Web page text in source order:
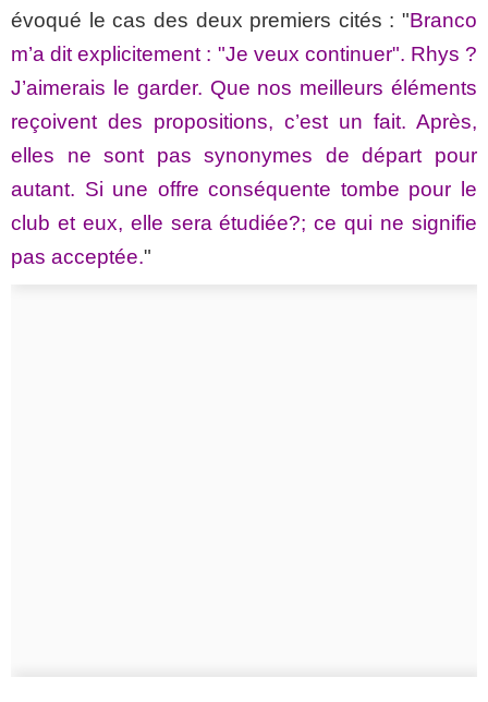
évoqué le cas des deux premiers cités : "Branco
m’a dit explicitement : "Je veux continuer". Rhys ?
J’aimerais le garder. Que nos meilleurs éléments
reçoivent des propositions, c’est un fait. Après,
elles ne sont pas synonymes de départ pour
autant. Si une offre conséquente tombe pour le
club et eux, elle sera étudiée?; ce qui ne signifie
pas acceptée."